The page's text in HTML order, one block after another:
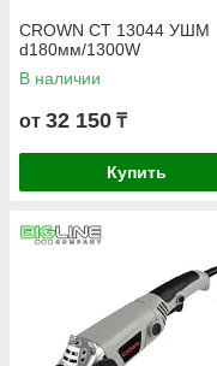
CROWN СТ 13044 УШМ
d180мм/1300W
В наличии
от 32 150 ₸
Купить